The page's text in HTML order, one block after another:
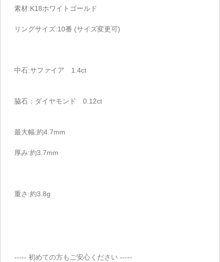
素材:K18ホワイトゴールド
リングサイズ:10番 (サイズ変更可)
中石:サファイア 1.4ct
脇石：ダイヤモンド 0.12ct
最大幅:約4.7mm
厚み:約3.7mm
重さ:約3.8g
----- 初めての方もご安心ください -----